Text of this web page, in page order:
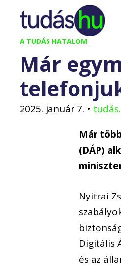
Kilépés
tartalomba
A TUDÁS HATALOM
Már
2025. január 7. •
Már
(DÁP)
Nyitrai
Digitális
és az